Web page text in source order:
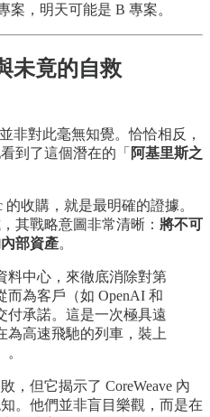
案，明天可能是 B 專案。
未竟的自救
非對此毫無知覺。恰恰相反，
到了這個潛在的「 阿基里斯之
的收購，就是最明確的證據。
其戰略意圖非常清晰： 將不可
部資產。
料中心，來徹底消除對第
而為客戶（如 OpenAI 和
付承諾。這是一次極具遠
為高速飛馳的列車，裝上
」。
，但它揭示了 CoreWeave 內
。他們並非盲目樂觀，而是在